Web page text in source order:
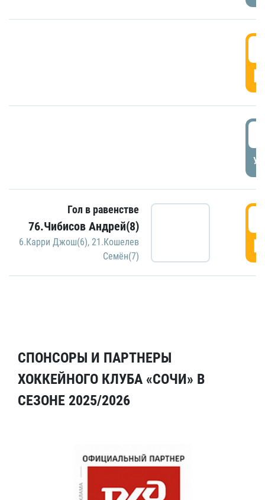
Гол в равенстве
76.Чибисов Андрей(8)
6.Карри Джош(6), 21.Кошелев
Семён(7)
СПОНСОРЫ И ПАРТНЕРЫ
ХОККЕЙНОГО КЛУБА «СОЧИ» В
СЕЗОНЕ 2025/2026